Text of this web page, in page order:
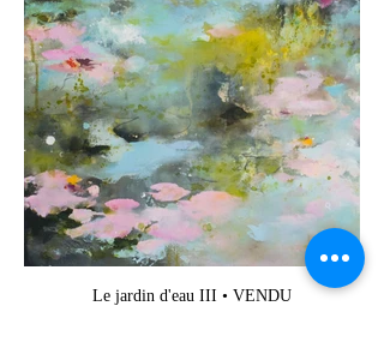
Le jardin d'eau III • VENDU